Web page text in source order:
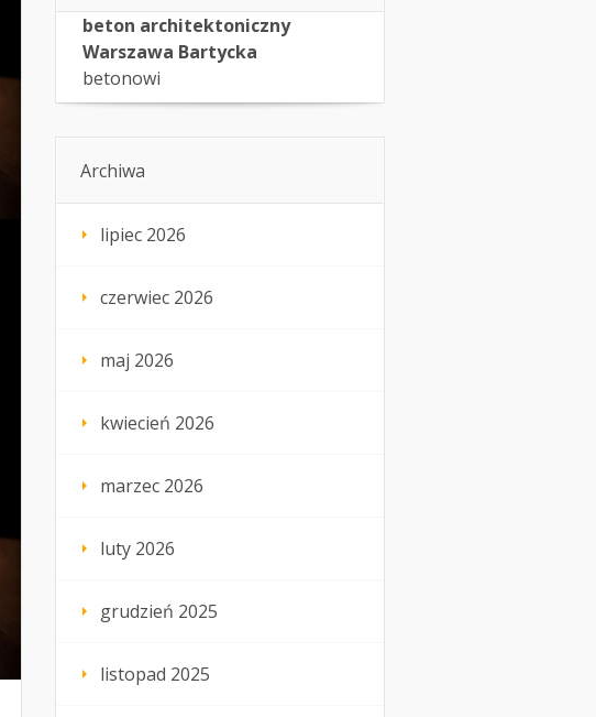
beton architektoniczny
Warszawa Bartycka
betonowi
Archiwa
lipiec 2026
czerwiec 2026
maj 2026
kwiecień 2026
marzec 2026
luty 2026
grudzień 2025
listopad 2025